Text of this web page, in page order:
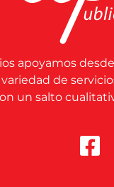
apoyamos
de
un salto